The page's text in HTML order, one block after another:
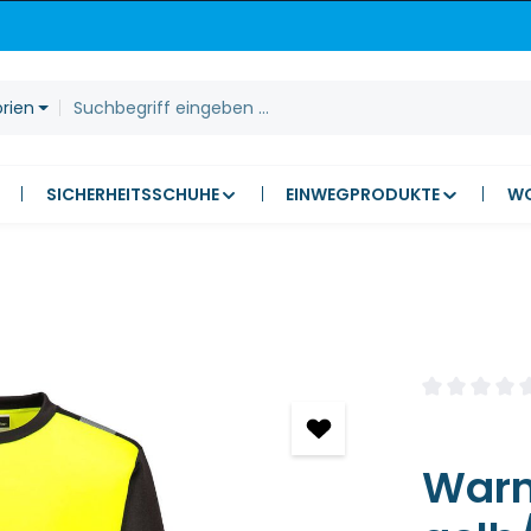
SICHERHEITSSCHUHE EINWEGPRODUKTE